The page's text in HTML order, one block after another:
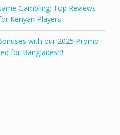
Gambling: Top Reviews
Kenyan Players
with our 2025 Promo
for Bangladesh!